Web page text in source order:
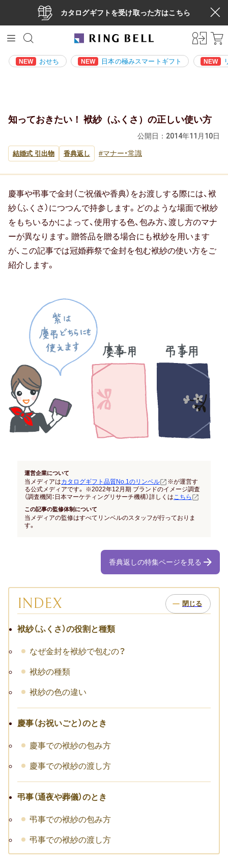
カタログギフトを受け取った方はこちら
NEW おせち NEW 日本の極みスマートギフト NEW
知っておきたい！ 袱紗（ふくさ）の正しい使い方
公開日： 2014年11月10日
結婚式 引出物 香典返し マナー・常識
慶事や弔事で金封（ご祝儀や香典）をお渡しする際には、袱
紗（ふくさ）につつんで持参します。どのような場面で袱紗
をもちいるかによって、使用する色、包み方、渡し方のマナ
ーが異なります。贈答品を贈る場合にも袱紗を用います
が、この記事では冠婚葬祭で金封を包む袱紗の使い方をご
紹介します。
運営企業について
当メディアはカタログギフト品質No.1のリンベル
※が運営す
る公式メディアです。 ※2022年12月期 ブランドのイメージ調査
（調査機関：日本マーケティングリサーチ機構）詳しくは こちら
この記事の監修体制について
当メディアの監修はすべてリンベルのスタッフが行っておりま
す。
香典返しの特集ページを見る
INDEX
袱紗（ふくさ）の役割と種類
なぜ金封を袱紗で包むの？
袱紗の種類
袱紗の色の違い
慶事（お祝いごと）のとき
慶事での袱紗の包み方
慶事での袱紗の渡し方
弔事（通夜や葬儀）のとき
弔事での袱紗の包み方
弔事での袱紗の渡し方